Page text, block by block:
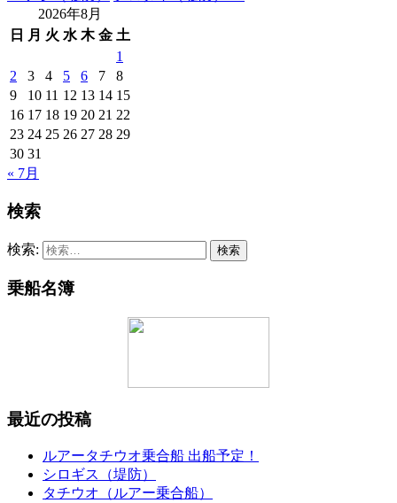
2026年8月
日
月 火 水 木 金 土
1
2
3 4 5 6 7
8
9
10 11 12 13 14 15
16 17 18 19 20 21 22
23 24 25 26 27 28 29
30 31
« 7月
検索
検索:
乗船名簿
最近の投稿
ルアータチウオ乗合船 出船予定！
シロギス（堤防）
タチウオ（ルアー乗合船）